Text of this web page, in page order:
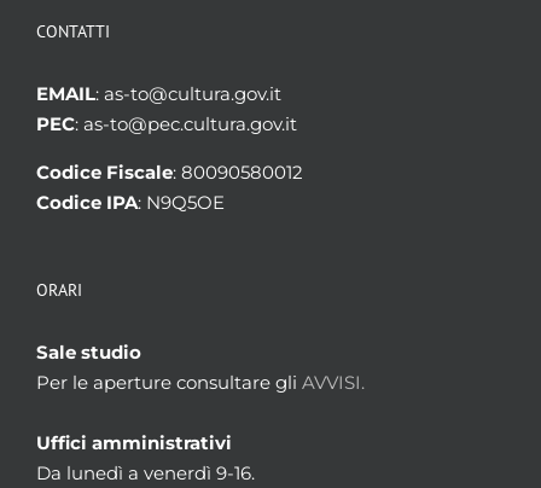
CONTATTI
EMAIL: as-to@cultura.gov.it
PEC: as-to@pec.cultura.gov.it
Codice Fiscale: 80090580012
Codice IPA: N9Q5OE
ORARI
Sale studio
Per le aperture consultare gli AVVISI.
Uffici amministrativi
Da lunedì a venerdì 9-16.